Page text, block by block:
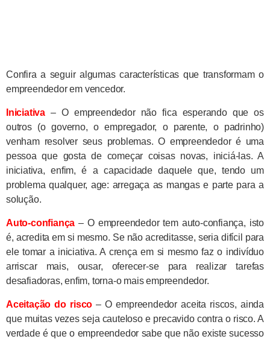
Confira a seguir algumas características que transformam o
empreendedor em vencedor.
Iniciativa– O empreendedor não fica esperando que os
outros (o governo, o empregador, o parente, o padrinho)
venham resolver seus problemas. O empreendedor é uma
pessoa que gosta de começar coisas novas, iniciá-las. A
iniciativa, enfim, é a capacidade daquele que, tendo um
problema qualquer, age: arregaça as mangas e parte para a
solução.
Auto-confiança – O empreendedor tem auto-confiança, isto
é, acredita em si mesmo. Se não acreditasse, seria difícil para
ele tomar a iniciativa. A crença em si mesmo faz o indivíduo
arriscar mais, ousar, oferecer-se para realizar tarefas
desafiadoras, enfim, torna-o mais empreendedor.
Aceitação do risco – O empreendedor aceita riscos, ainda
que muitas vezes seja cauteloso e precavido contra o risco. A
verdade é que o empreendedor sabe que não existe sucesso